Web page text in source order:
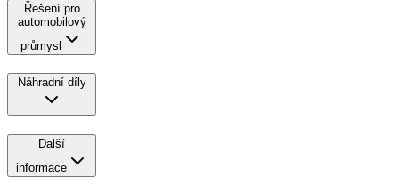
Řešení pro
automobilový
průmysl
Náhradní díly
Další
informace